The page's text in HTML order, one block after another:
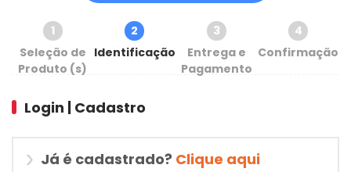
1
Seleção de
Produto (s)
2
Identificação
3
Entrega e
Pagamento
4
Confirmação
Login | Cadastro
Já é cadastrado? Clique aqui